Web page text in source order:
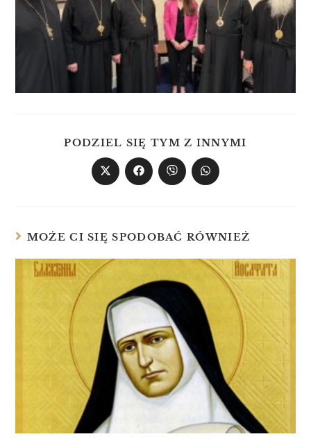
PODZIEL SIĘ TYM Z INNYMI
MOŻE CI SIĘ SPODOBAĆ RÓWNIEŻ